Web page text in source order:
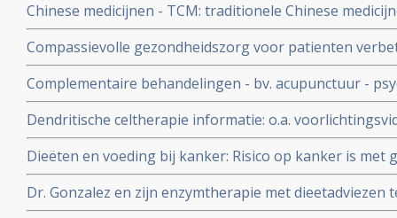
Chinese medicijnen - TCM: traditionele Chinese
therapeutisch of preventief bij alle vormen van kanker.
ontwikkelingen en belangrijke studies en artikelen
Compassievolle gezondheidszorg voor patienten
patiënten, vergroot de kwaliteit en veiligheid van de
de burn-outs bij artsen en is financieel aantrekkelijk
Complementaire behandelingen - bv. acupunctuur -
massage verminderen pijn (47 procent) en angst (57
opgenomen kankerpatienten
Dendritische celtherapie informatie: o.a.
aan het woord en in beeld
Dieëten en voeding bij kanker: Risico op kanker is met
misschien wel te voorkomen
Dr. Gonzalez en zijn enzymtherapie met dieetadviezen